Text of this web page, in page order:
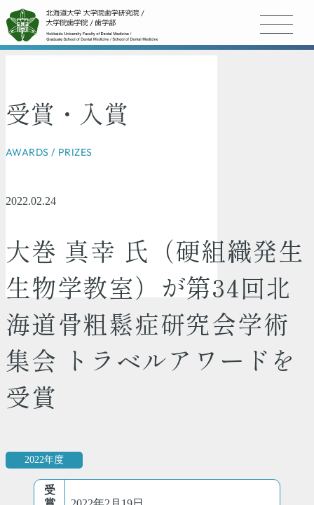
受賞・入賞
AWARDS / PRIZES
2022.02.24
大巻 真幸 氏（硬組織発生
生物学教室）が第34回北
海道骨粗鬆症研究会学術
集会 トラベルアワードを
受賞
2022年度
受